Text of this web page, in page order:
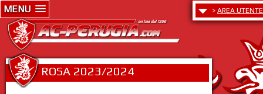
MENU > AREA UTENTE
ROSA 2023/2024